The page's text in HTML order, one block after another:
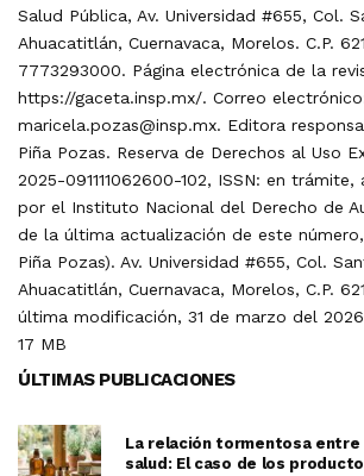
Salud Pública, Av. Universidad #655, Col.
Ahuacatitlán, Cuernavaca, Morelos. C.P.
7773293000. Página electrónica de la
https://gaceta.insp.mx/. Correo
maricela.pozas@insp.mx. Editora
Piña Pozas. Reserva de Derechos al Uso
2025-091111062600-102, ISSN: en
por el Instituto Nacional del Derecho de
de la última actualización de este
Piña Pozas). Av. Universidad #655, Col.
Ahuacatitlán, Cuernavaca, Morelos, C.P.
última modificación, 31 de marzo del
17 MB
ÚLTIMAS PUBLICACIONES
La relación tormentosa entre
salud: El caso de los